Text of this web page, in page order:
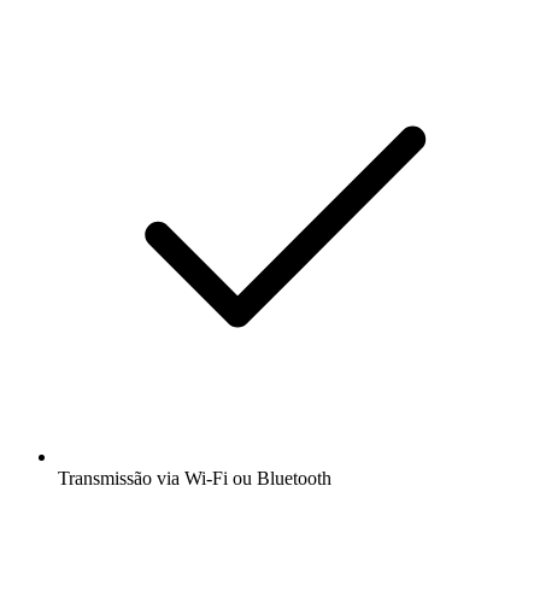
Transmissão via Wi-Fi ou Bluetooth